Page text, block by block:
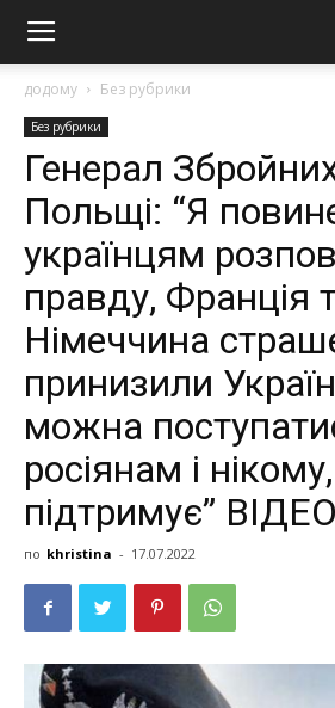
додому Без рубрики
Без рубрики
Генерал
Польщі: “Я
українцям
правду, Франція
Німеччина
принизили
можна
росіянам і
підтримує” ВІДЕО
по khristina - 17.07.2022